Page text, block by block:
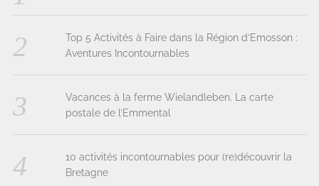
Top 5 Activités à Faire dans la Région d’Emosson :
Aventures Incontournables
Vacances à la ferme Wielandleben. La carte
postale de l’Emmental
10 activités incontournables pour (re)découvrir la
Bretagne